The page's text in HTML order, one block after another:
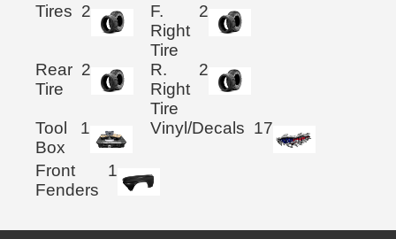
Tires 2
F.
Right
Tire
2
Rear
Tire
2
R.
Right
Tire
2
Tool
Box
1 Vinyl/Decals 17
Front
Fenders
1